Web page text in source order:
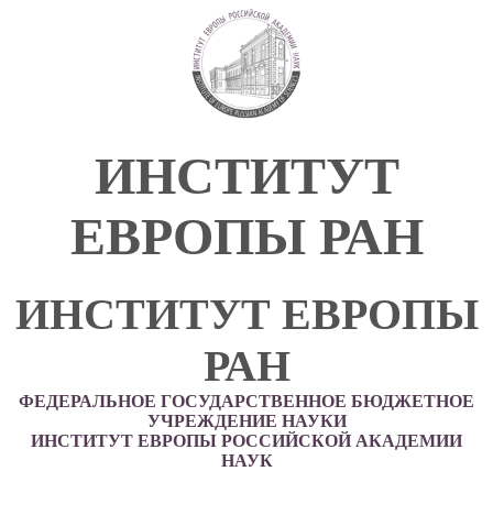
ИНСТИТУТ
ЕВРОПЫ РАН
ИНСТИТУТ ЕВРОПЫ
РАН
ФЕДЕРАЛЬНОЕ ГОСУДАРСТВЕННОЕ БЮДЖЕТНОЕ
УЧРЕЖДЕНИЕ НАУКИ
ИНСТИТУТ ЕВРОПЫ РОССИЙСКОЙ АКАДЕМИИ
НАУК